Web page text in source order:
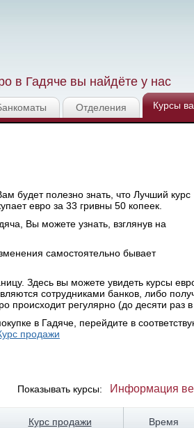
в Гадяче вы найдёте у нас
Отделения Курсы
будет полезно знать, что Лучший курс
евро за 33 гривны 50 копеек.
Вы можете узнать, взглянув на
самостоятельно бывает
Здесь вы можете увидеть курсы
сотрудниками банков, либо
регулярно (до десяти раз в
в Гадяче, перейдите в
продажи
Показывать курсы: Информация
Курс продажи Время